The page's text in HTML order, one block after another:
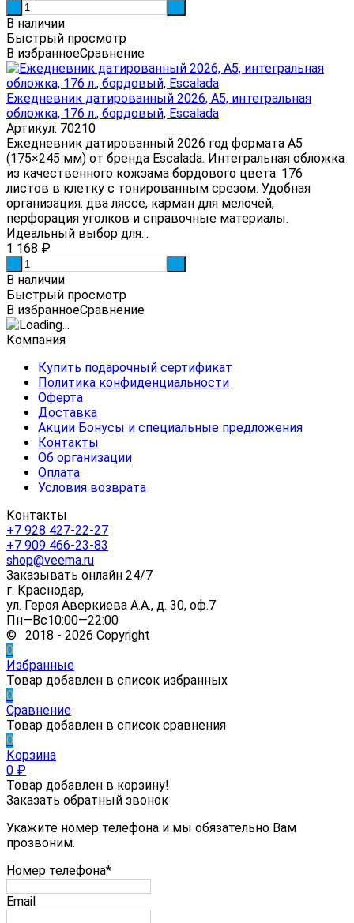
В наличии
Быстрый просмотр
В избранноеСравнение
Ежедневник датированный 2026, А5, интегральная
обложка, 176 л., бордовый, Escalada
Артикул: 70210
Ежедневник датированный 2026 год формата А5
(175×245 мм) от бренда Escalada. Интегральная обложка
из качественного кожзама бордового цвета. 176
листов в клетку с тонированным срезом. Удобная
организация: два ляссе, карман для мелочей,
перфорация уголков и справочные материалы.
Идеальный выбор для...
1 168 ₽
В наличии
Быстрый просмотр
В избранноеСравнение
Компания
Купить подарочный сертификат
Политика конфиденциальности
Оферта
Доставка
Акции Бонусы и специальные предложения
Контакты
Об организации
Оплата
Условия возврата
Контакты
+7 928 427-22-27
+7 909 466-23-83
shop@veema.ru
Заказывать онлайн 24/7
г. Краснодар,
ул. Героя Аверкиева А.А., д. 30, оф.7
Пн—Вс10:00—22:00
© 2018 - 2026 Copyright
0
Избранные
Товар добавлен в список избранных
0
Сравнение
Товар добавлен в список сравнения
0
Корзина
0 ₽
Товар добавлен в корзину!
Заказать обратный звонок
Укажите номер телефона и мы обязательно Вам
прозвоним.
Номер телефона*
Email